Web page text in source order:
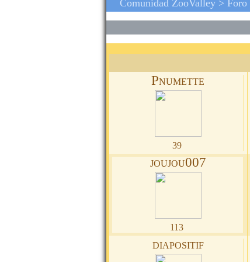
Comunidad ZooValley > Foro
Pnumette
39
joujou007
113
diapositif